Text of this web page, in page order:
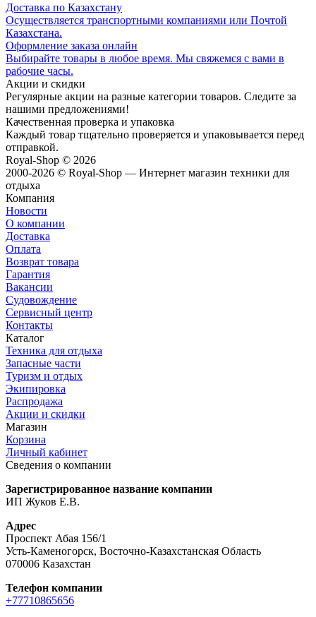
Доставка по Казахстану
Осуществляется транспортными компаниями или Почтой
Казахстана.
Оформление заказа онлайн
Выбирайте товары в любое время. Мы свяжемся с вами в
рабочие часы.
Акции и скидки
Регулярные акции на разные категории товаров. Следите за
нашими предложениями!
Качественная проверка и упаковка
Каждый товар тщательно проверяется и упаковывается перед
отправкой.
Royal-Shop © 2026
2000-2026 © Royal-Shop — Интернет магазин техники для
отдыха
Компания
Новости
О компании
Доставка
Оплата
Возврат товара
Гарантия
Вакансии
Судовождение
Сервисный центр
Контакты
Каталог
Техника для отдыха
Запасные части
Туризм и отдых
Экипировка
Распродажа
Акции и скидки
Магазин
Корзина
Личный кабинет
Сведения о компании
Зарегистрированное название компании
ИП Жуков Е.В.
Адрес
Проспект Абая 156/1
Усть-Каменогорск, Восточно-Казахстанская Область
070006 Казахстан
Телефон компании
+77710865656